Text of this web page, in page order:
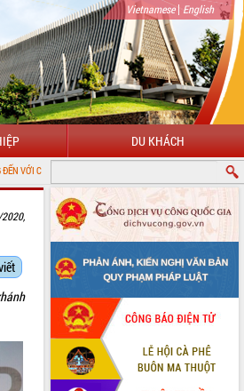
Vietnamese| English
DU KHÁCH
ĐẮK LẮK